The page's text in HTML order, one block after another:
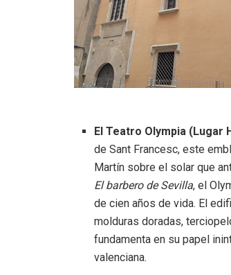
El Teatro Olympia (Lugar
de Sant Francesc, este
Martín sobre el solar que
El barbero de Sevilla, el
de cien años de vida. El
molduras doradas,
fundamenta en su papel
valenciana.